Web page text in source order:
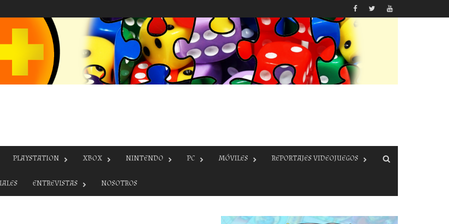
PLAYSTATION XBOX NINTENDO PC MÓVILES REPORTAJES VIDEOJUEGOS
ENTREVISTAS NOSOTROS